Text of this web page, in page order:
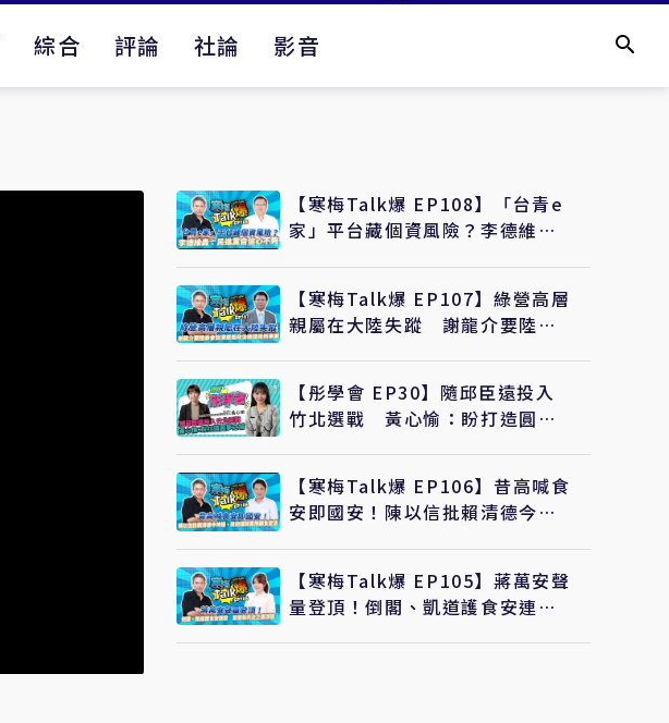
綜合 評論 社論 影音
【寒梅Talk爆 EP108】「台青e
家」平台藏個資風險？李德維
【寒梅Talk爆 EP107】綠營高層
親屬在大陸失蹤 謝龍介要陸委
【彤學會 EP30】隨邱臣遠投入
竹北選戰 黃心愉：盼打造圓夢
【寒梅Talk爆 EP106】昔高喊食
安即國安！陳以信批賴清德今神
【寒梅Talk爆 EP105】蔣萬安聲
量登頂！倒閣、凱道護食安連